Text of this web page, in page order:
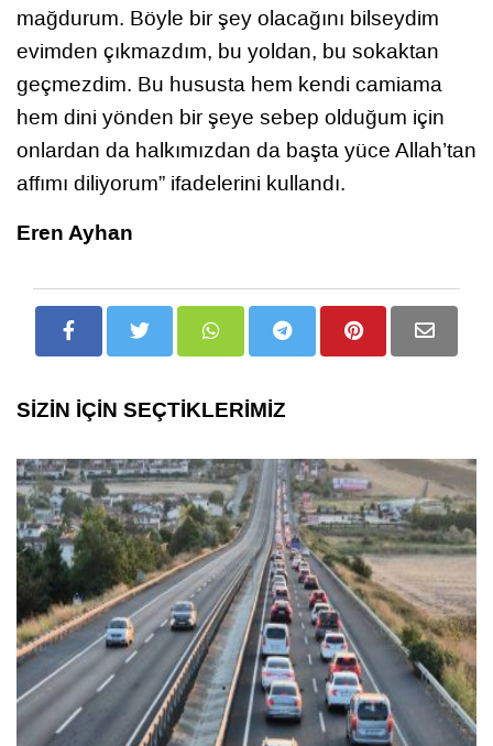
mağdurum. Böyle bir şey olacağını bilseydim
evimden çıkmazdım, bu yoldan, bu sokaktan
geçmezdim. Bu hususta hem kendi camiama
hem dini yönden bir şeye sebep olduğum için
onlardan da halkımızdan da başta yüce Allah’tan
affımı diliyorum” ifadelerini kullandı.
Eren Ayhan
SİZİN İÇİN SEÇTİKLERİMİZ